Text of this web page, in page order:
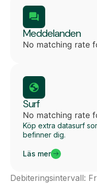
Meddelanden
No matching rate
Surf
No matching rate
Köp extra datasurf
befinner dig.
Läs mer
Debiteringsintervall: